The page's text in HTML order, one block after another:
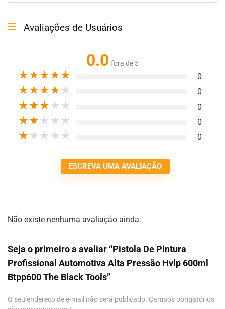
Avaliações de Usuários
0.0 fora de 5
★★★★★ 0
★★★★ ★ 0
★★★ ★ ★ 0
★★ ★ ★ ★ 0
★ ★ ★ ★ ★ 0
ESCREVA UMA AVALIAÇÃO
Não existe nenhuma avaliação ainda.
Seja o primeiro a avaliar “Pistola De Pintura
Profissional Automotiva Alta Pressão Hvlp 600ml
Btpp600 The Black Tools”
O seu endereço de e-mail não será publicado. Campos obrigatórios